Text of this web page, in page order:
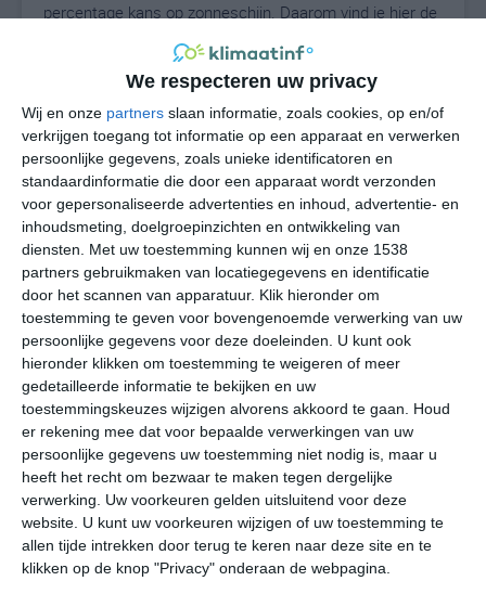
We respecteren uw privacy
Wij en onze partners slaan informatie, zoals cookies, op en/of
verkrijgen toegang tot informatie op een apparaat en verwerken
persoonlijke gegevens, zoals unieke identificatoren en
standaardinformatie die door een apparaat wordt verzonden
voor gepersonaliseerde advertenties en inhoud, advertentie- en
inhoudsmeting, doelgroepinzichten en ontwikkeling van
diensten.
Met uw toestemming kunnen wij en onze 1538
partners gebruikmaken van locatiegegevens en identificatie
door het scannen van apparatuur. Klik hieronder om
toestemming te geven voor bovengenoemde verwerking van uw
persoonlijke gegevens voor deze doeleinden. U kunt ook
hieronder klikken om toestemming te weigeren of meer
gedetailleerde informatie te bekijken en uw
toestemmingskeuzes wijzigen alvorens akkoord te gaan.
Houd
er rekening mee dat voor bepaalde verwerkingen van uw
persoonlijke gegevens uw toestemming niet nodig is, maar u
heeft het recht om bezwaar te maken tegen dergelijke
verwerking. Uw voorkeuren gelden uitsluitend voor deze
website. U kunt uw voorkeuren wijzigen of uw toestemming te
allen tijde intrekken door terug te keren naar deze site en te
klikken op de knop "Privacy" onderaan de webpagina.
percentage kans op zonneschijn. Daarom vind je hier de
uitgebreide weersvoorspelling voor Tinnum.
16°C
vr
18°
za zo
22° 17°
ma
19° 15°
17°C 18°C 17°C
14:00 17:00 20:00 23:00 02:00
14:00 17:00 20:00 23:00 02:00